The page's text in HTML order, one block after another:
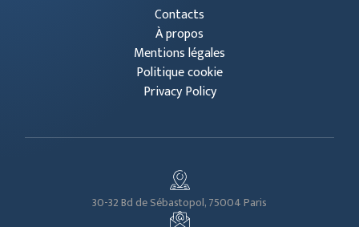
Contacts
À propos
Mentions légales
Politique cookie
Privacy Policy
30-32 Bd de Sébastopol, 75004 Paris